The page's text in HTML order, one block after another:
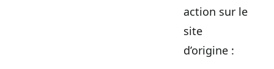
action sur le
site
d’origine :